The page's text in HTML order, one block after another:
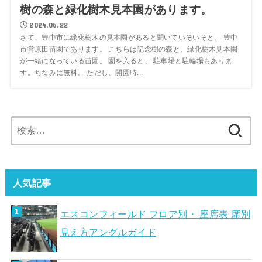
樹の森と緑化樹木見本園があります。
2024.06.22
さて、豊中市に緑化樹木の見本園があると聞いていそいそと。 豊中
市営原田苗園であります。 こちらは記念樹の森と、緑化樹木見本園
が一緒になっている苗園。 園を入ると、 駐車場と駐輪場もありま
す。ちなみに無料。 ただし、開園時...
索:
人気記事
エスコンフィールド フロア別・ 座席表 席別
見え方アングルガイド